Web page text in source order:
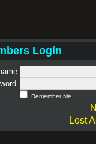
Login
Remember Me
Lost